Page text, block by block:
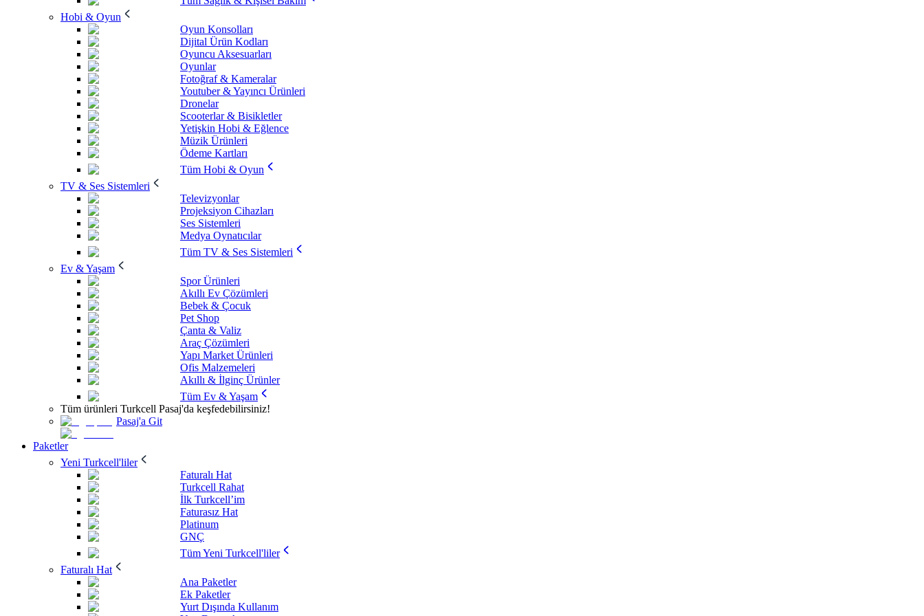
Hobi & Oyun
Oyun Konsolları
Dijital Ürün Kodları
Oyuncu Aksesuarları
Oyunlar
Fotoğraf & Kameralar
Youtuber & Yayıncı Ürünleri
Dronelar
Scooterlar & Bisikletler
Yetişkin Hobi & Eğlence
Müzik Ürünleri
Ödeme Kartları
Tüm Hobi & Oyun
TV & Ses Sistemleri
Televizyonlar
Projeksiyon Cihazları
Ses Sistemleri
Medya Oynatıcılar
Tüm TV & Ses Sistemleri
Ev & Yaşam
Spor Ürünleri
Akıllı Ev Çözümleri
Bebek & Çocuk
Pet Shop
Çanta & Valiz
Araç Çözümleri
Yapı Market Ürünleri
Ofis Malzemeleri
Akıllı & İlginç Ürünler
Tüm Ev & Yaşam
Tüm ürünleri Turkcell Pasaj'da keşfedebilirsiniz!
Pasaj'a Git
Paketler
Yeni Turkcell'liler
Faturalı Hat
Turkcell Rahat
İlk Turkcell’im
Faturasız Hat
Platinum
GNÇ
Tüm Yeni Turkcell'liler
Faturalı Hat
Ana Paketler
Ek Paketler
Yurt Dışında Kullanım